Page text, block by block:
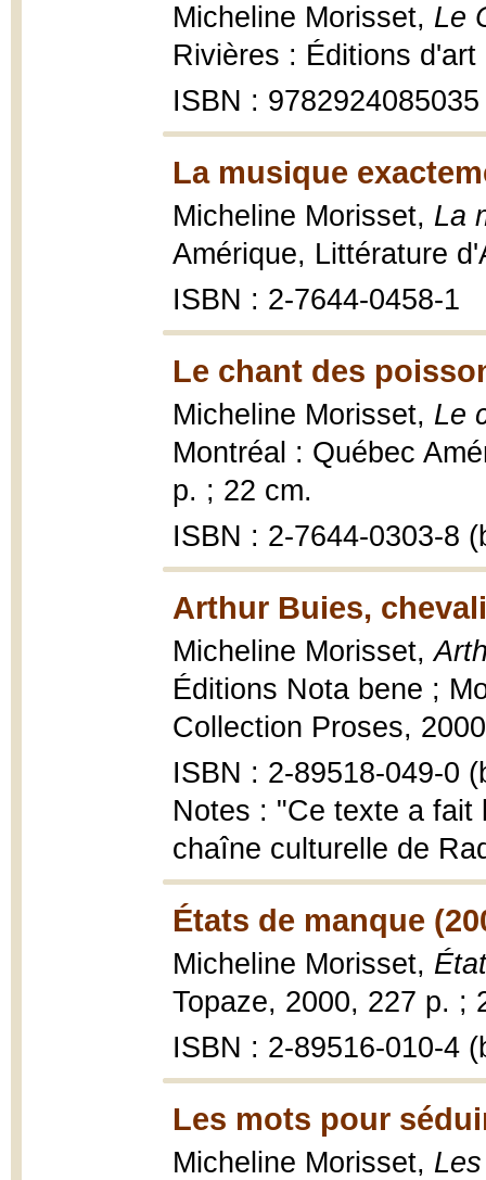
Micheline Morisset, Le
Rivières : Éditions
ISBN : 9782924085035
La musique
Micheline Morisset, La
Amérique, Littérature
ISBN : 2-7644-0458-1
Le chant des
Micheline Morisset, Le
Montréal : Québec
p. ; 22 cm.
ISBN : 2-7644-0303-8
Arthur Buies,
Micheline Morisset,
Éditions Nota bene ;
Collection Proses,
ISBN : 2-89518-049-0
Notes : "Ce texte a fait
chaîne culturelle de
États de manque
Micheline Morisset,
Topaze, 2000, 227 p. ;
ISBN : 2-89516-010-4
Les mots pour
Micheline Morisset,